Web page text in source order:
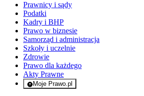
Prawnicy i sądy
Podatki
Kadry i BHP
Prawo w biznesie
Samorząd i administracja
Szkoły i uczelnie
Zdrowie
Prawo dla każdego
Akty Prawne
Moje Prawo.pl
- rejestracja i logowanie do serwisu